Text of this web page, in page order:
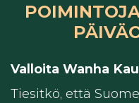
Valloita Wanha
Tiesitkö, että